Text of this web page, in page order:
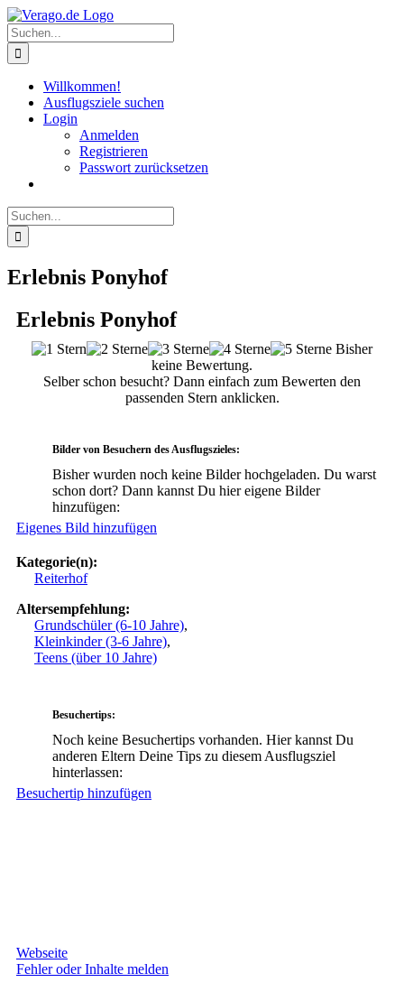
Zum
Inhalt
springen
Suche
nach:
Willkommen!
Ausflugsziele suchen
Login
Anmelden
Registrieren
Passwort zurücksetzen
Suche
nach:
Erlebnis Ponyhof
Erlebnis Ponyhof
Bisher
keine Bewertung.
Selber schon besucht? Dann einfach zum Bewerten den
passenden Stern anklicken.
Bilder von Besuchern des Ausflugszieles:
Bisher wurden noch keine Bilder hochgeladen. Du warst
schon dort? Dann kannst Du hier eigene Bilder
hinzufügen:
Eigenes Bild hinzufügen
Kategorie(n):
Reiterhof
Altersempfehlung:
Grundschüler (6-10 Jahre),
Kleinkinder (3-6 Jahre),
Teens (über 10 Jahre)
Besuchertips:
Noch keine Besuchertips vorhanden. Hier kannst Du
anderen Eltern Deine Tips zu diesem Ausflugsziel
hinterlassen:
Besuchertip hinzufügen
Webseite
Fehler oder Inhalte melden